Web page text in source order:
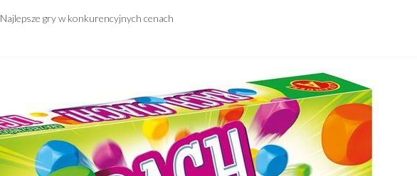
Najlepsze gry w konkurencyjnych cenach